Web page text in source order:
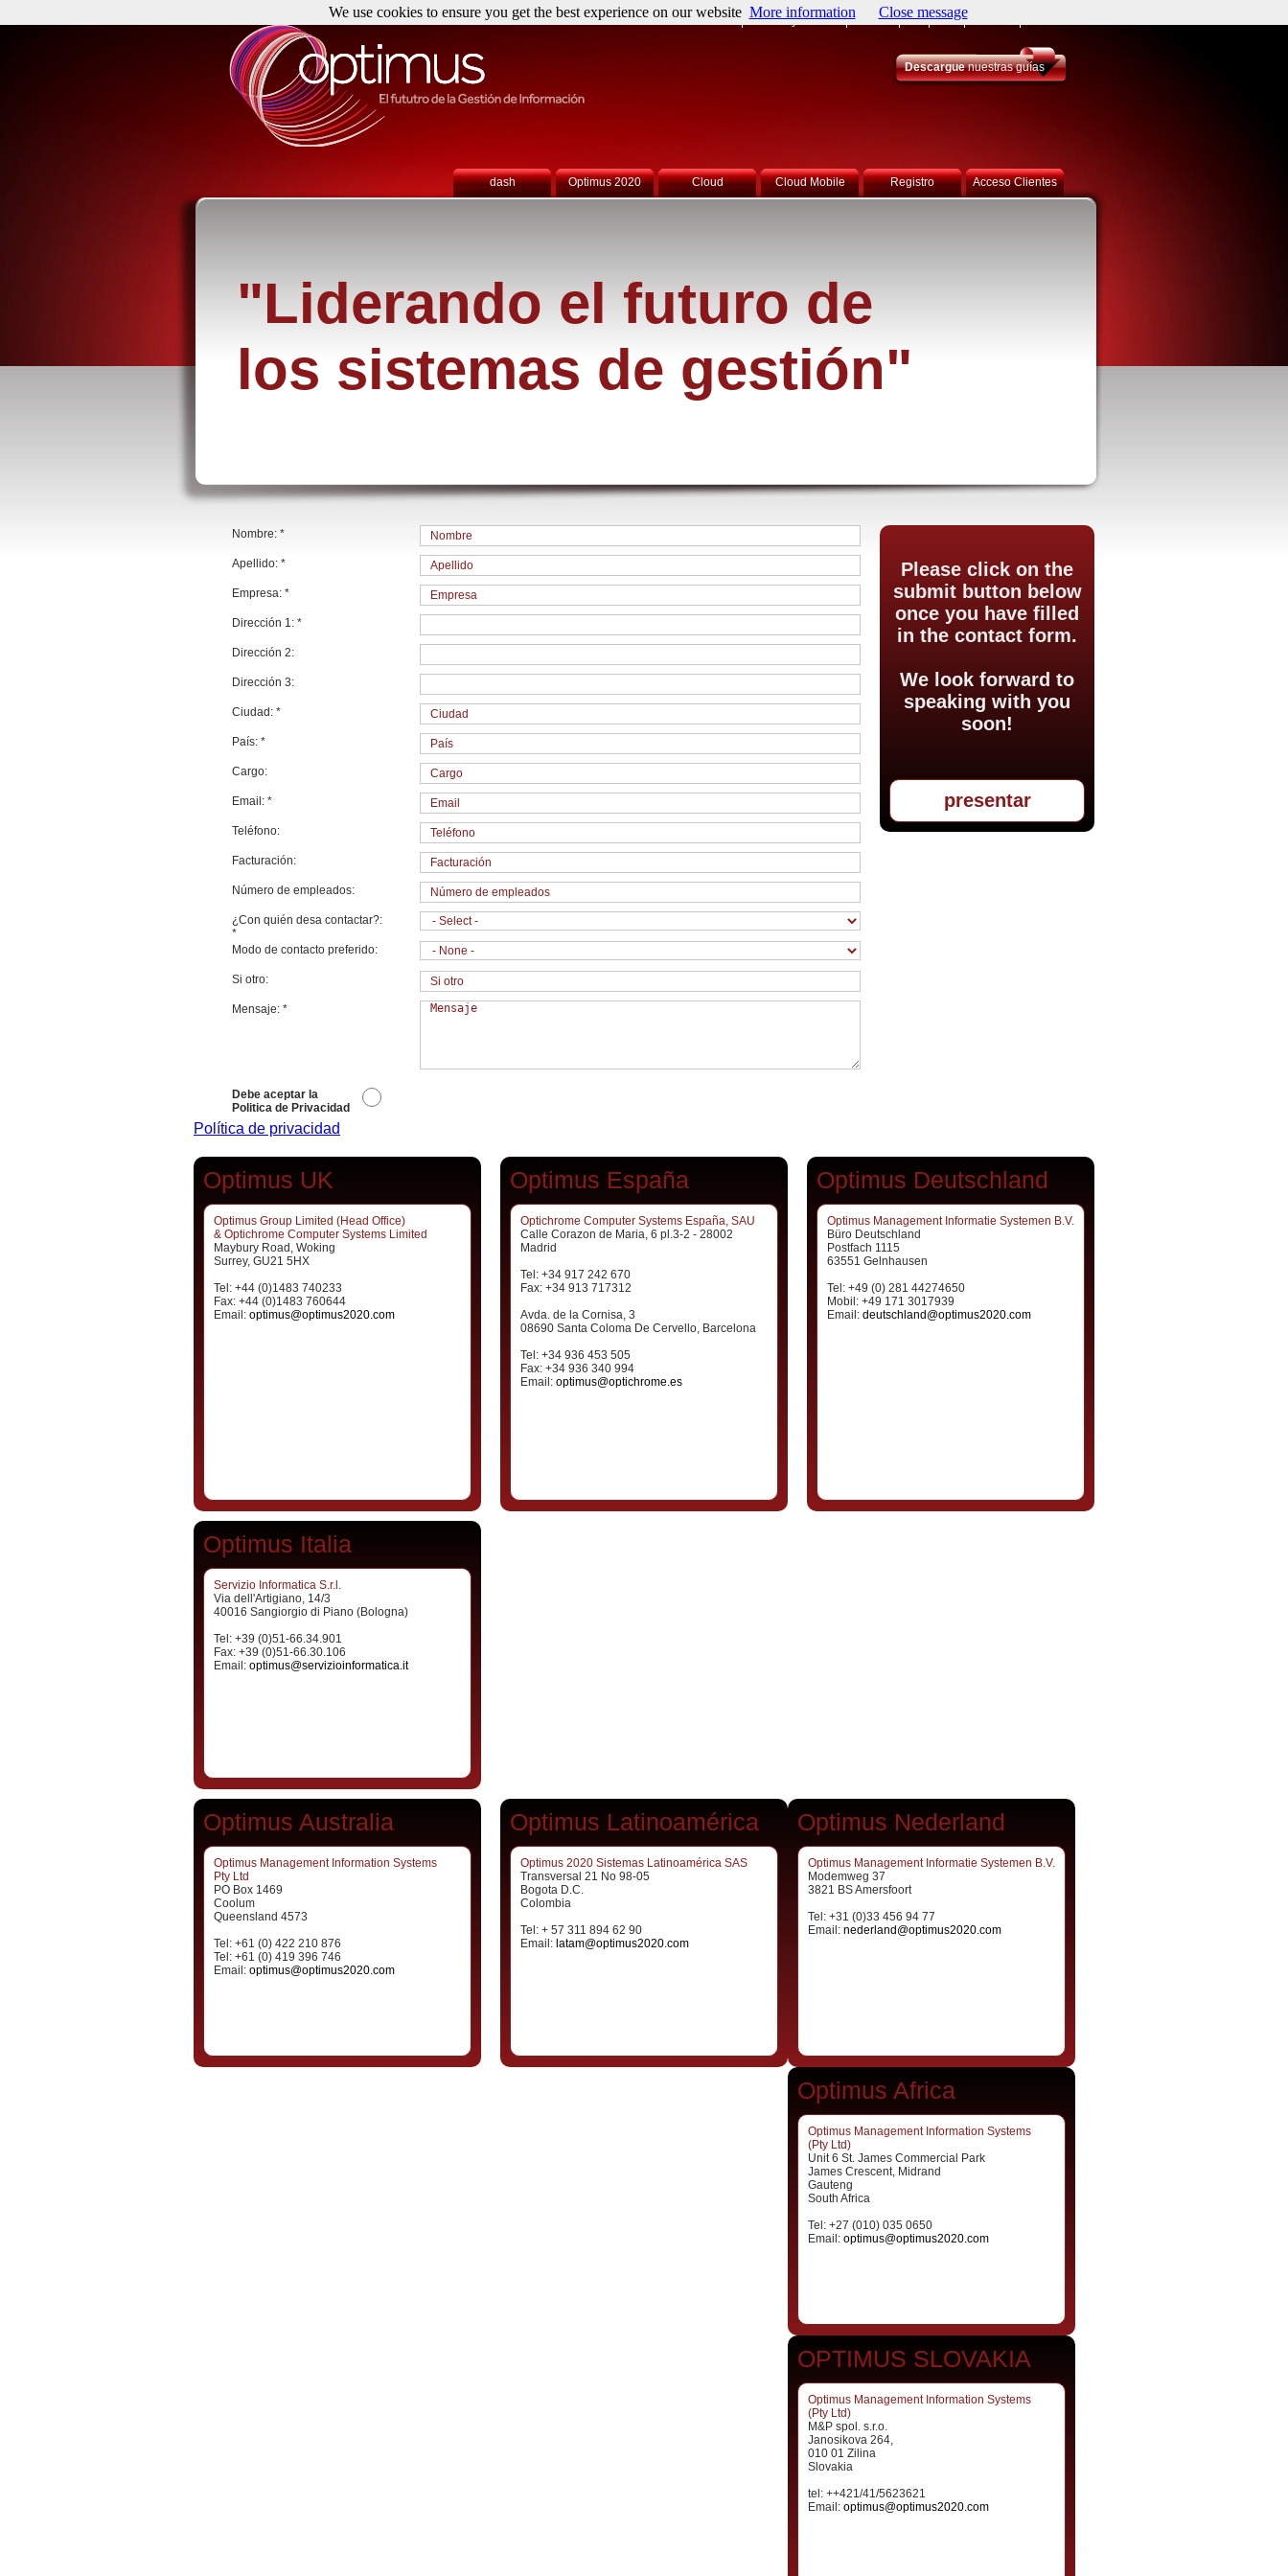
Lean
JDF
Partners
Noticias y Eventos
Sobre nosotros
Descarguenuestras guías
dash Optimus 2020 Cloud Cloud Mobile Registro Acceso Clientes
"Liderando el futuro de
los sistemas de gestión"
Nombre: *
Apellido: *
Empresa: *
Dirección 1: *
Dirección 2:
Dirección 3:
Ciudad: *
País: *
Cargo:
Email: *
Teléfono:
Facturación:
Número de empleados:
¿Con quién desa contactar?:
*
Modo de contacto preferido:
Si otro:
Mensaje: *
Debe aceptar la
Politica de Privacidad
Please click on the
submit button below
once you have filled
in the contact form.
We look forward to
speaking with you
soon!
presentar
Política de privacidad
Optimus UK
Optimus Group Limited (Head Office)
& Optichrome Computer Systems Limited
Maybury Road, Woking
Surrey, GU21 5HX
Tel: +44 (0)1483 740233
Fax: +44 (0)1483 760644
Email: optimus@optimus2020.com
Optimus España
Optichrome Computer Systems España, SAU
Calle Corazon de Maria, 6 pl.3-2 - 28002
Madrid
Tel: +34 917 242 670
Fax: +34 913 717312
Avda. de la Cornisa, 3
08690 Santa Coloma De Cervello, Barcelona
Tel: +34 936 453 505
Fax: +34 936 340 994
Email: optimus@optichrome.es
Optimus Deutschland
Optimus Management Informatie Systemen B.V.
Büro Deutschland
Postfach 1115
63551 Gelnhausen
Tel: +49 (0) 281 44274650
Mobil: +49 171 3017939
Email: deutschland@optimus2020.com
Optimus Italia
Servizio Informatica S.r.l.
Via dell'Artigiano, 14/3
40016 Sangiorgio di Piano (Bologna)
Tel: +39 (0)51-66.34.901
Fax: +39 (0)51-66.30.106
Email: optimus@servizioinformatica.it
Optimus Australia
Optimus Management Information Systems
Pty Ltd
PO Box 1469
Coolum
Queensland 4573
Tel: +61 (0) 422 210 876
Tel: +61 (0) 419 396 746
Email: optimus@optimus2020.com
Optimus Latinoamérica
Optimus 2020 Sistemas Latinoamérica SAS
Transversal 21 No 98-05
Bogota D.C.
Colombia
Tel: + 57 311 894 62 90
Email: latam@optimus2020.com
Optimus Nederland
Optimus Management Informatie Systemen B.V.
Modemweg 37
3821 BS Amersfoort
Tel: +31 (0)33 456 94 77
Email: nederland@optimus2020.com
Optimus Africa
Optimus Management Information Systems
(Pty Ltd)
Unit 6 St. James Commercial Park
James Crescent, Midrand
Gauteng
South Africa
Tel: +27 (010) 035 0650
Email: optimus@optimus2020.com
OPTIMUS SLOVAKIA
Optimus Management Information Systems
(Pty Ltd)
M&P spol. s.r.o.
Janosikova 264,
010 01 Zilina
Slovakia
tel: ++421/41/5623621
Email: optimus@optimus2020.com
We use cookies to ensure you get the best experience on our website More information Close message